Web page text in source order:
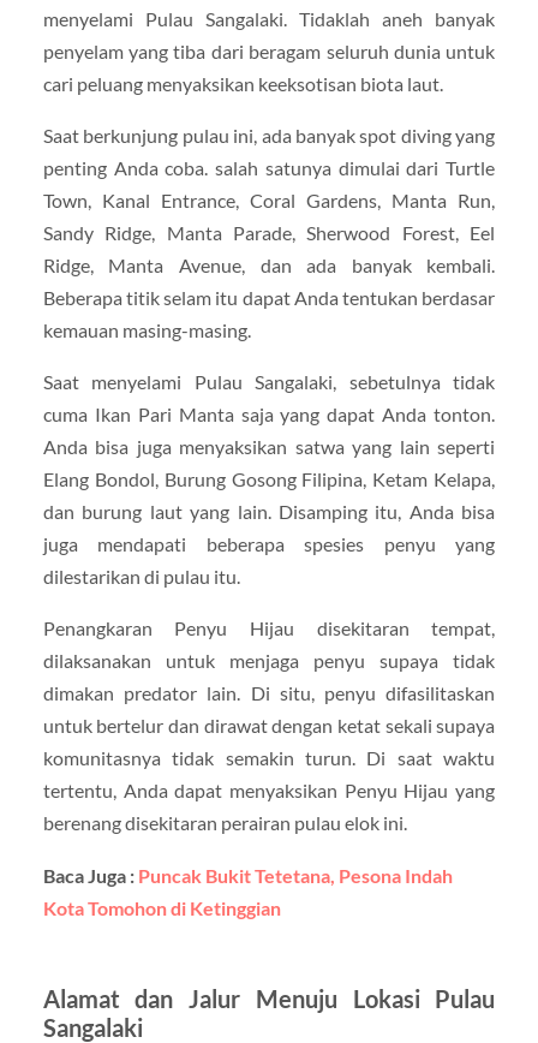
menyelami Pulau Sangalaki. Tidaklah aneh banyak
penyelam yang tiba dari beragam seluruh dunia untuk
cari peluang menyaksikan keeksotisan biota laut.
Saat berkunjung pulau ini, ada banyak spot diving yang
penting Anda coba. salah satunya dimulai dari Turtle
Town, Kanal Entrance, Coral Gardens, Manta Run,
Sandy Ridge, Manta Parade, Sherwood Forest, Eel
Ridge, Manta Avenue, dan ada banyak kembali.
Beberapa titik selam itu dapat Anda tentukan berdasar
kemauan masing-masing.
Saat menyelami Pulau Sangalaki, sebetulnya tidak
cuma Ikan Pari Manta saja yang dapat Anda tonton.
Anda bisa juga menyaksikan satwa yang lain seperti
Elang Bondol, Burung Gosong Filipina, Ketam Kelapa,
dan burung laut yang lain. Disamping itu, Anda bisa
juga mendapati beberapa spesies penyu yang
dilestarikan di pulau itu.
Penangkaran Penyu Hijau disekitaran tempat,
dilaksanakan untuk menjaga penyu supaya tidak
dimakan predator lain. Di situ, penyu difasilitaskan
untuk bertelur dan dirawat dengan ketat sekali supaya
komunitasnya tidak semakin turun. Di saat waktu
tertentu, Anda dapat menyaksikan Penyu Hijau yang
berenang disekitaran perairan pulau elok ini.
Baca Juga : Puncak Bukit Tetetana, Pesona Indah
Kota Tomohon di Ketinggian
Alamat dan Jalur Menuju Lokasi Pulau
Sangalaki